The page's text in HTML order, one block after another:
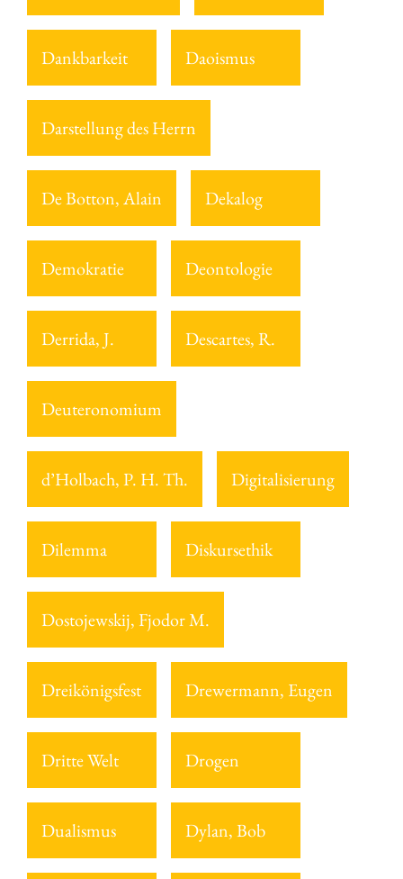
Dankbarkeit Daoismus
Darstellung des Herrn
De Botton, Alain Dekalog
Demokratie Deontologie
Derrida, J. Descartes, R.
Deuteronomium
d’Holbach, P. H. Th. Digitalisierung
Dilemma Diskursethik
Dostojewskij, Fjodor M.
Dreikönigsfest Drewermann, Eugen
Dritte Welt Drogen
Dualismus Dylan, Bob